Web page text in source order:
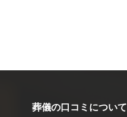
葬儀の口コミについて